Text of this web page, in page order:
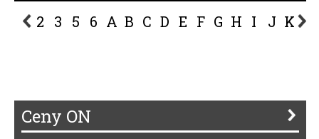
2 3 5 6 A B C D E F G H I J K L
Ceny ON